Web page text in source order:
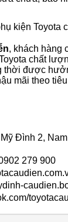
kiện Toyota
, khách hàng
chất
thời được
mãi theo
Đình 2,
279 900